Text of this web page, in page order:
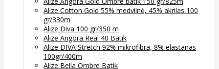
Alize Cotton Gold 55% medvilnė, 45% akrilas 100
gr/330m
Alize Diva 100 gr/350 m
Alize Angora Real 40 Batik
Alize DIVA Stretch 92% mikrofibra, 8% elastanas
100gr/400m
Alize Bella Ombre Batik